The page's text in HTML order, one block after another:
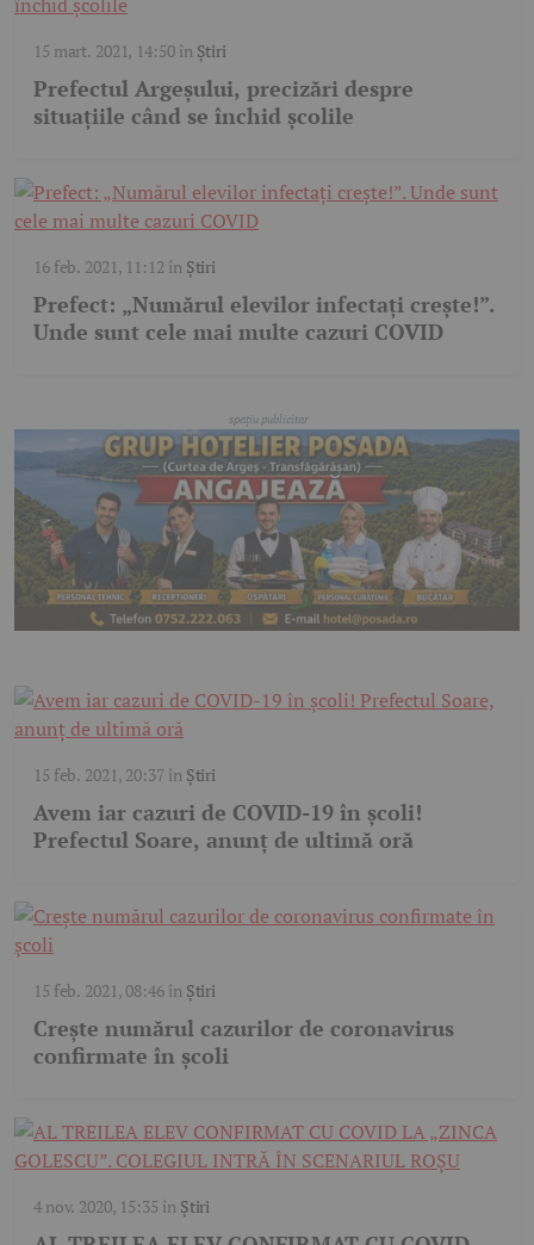
15 mart. 2021, 14:50în Știri
Prefectul Argeşului, precizări despre
situaţiile când se închid şcolile
16 feb. 2021, 11:12 în Știri
Prefect: „Numărul elevilor infectaţi creşte!”.
Unde sunt cele mai multe cazuri COVID
15 feb. 2021, 20:37în Știri
Avem iar cazuri de COVID-19 în şcoli!
Prefectul Soare, anunţ de ultimă oră
15 feb. 2021, 08:46în Știri
Crește numărul cazurilor de coronavirus
confirmate în școli
4 nov. 2020, 15:35 în Știri